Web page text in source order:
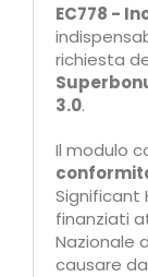
EC778 -
richiesta
3.0.
Il modulo
Significant
finanziati
Nazionale
causare